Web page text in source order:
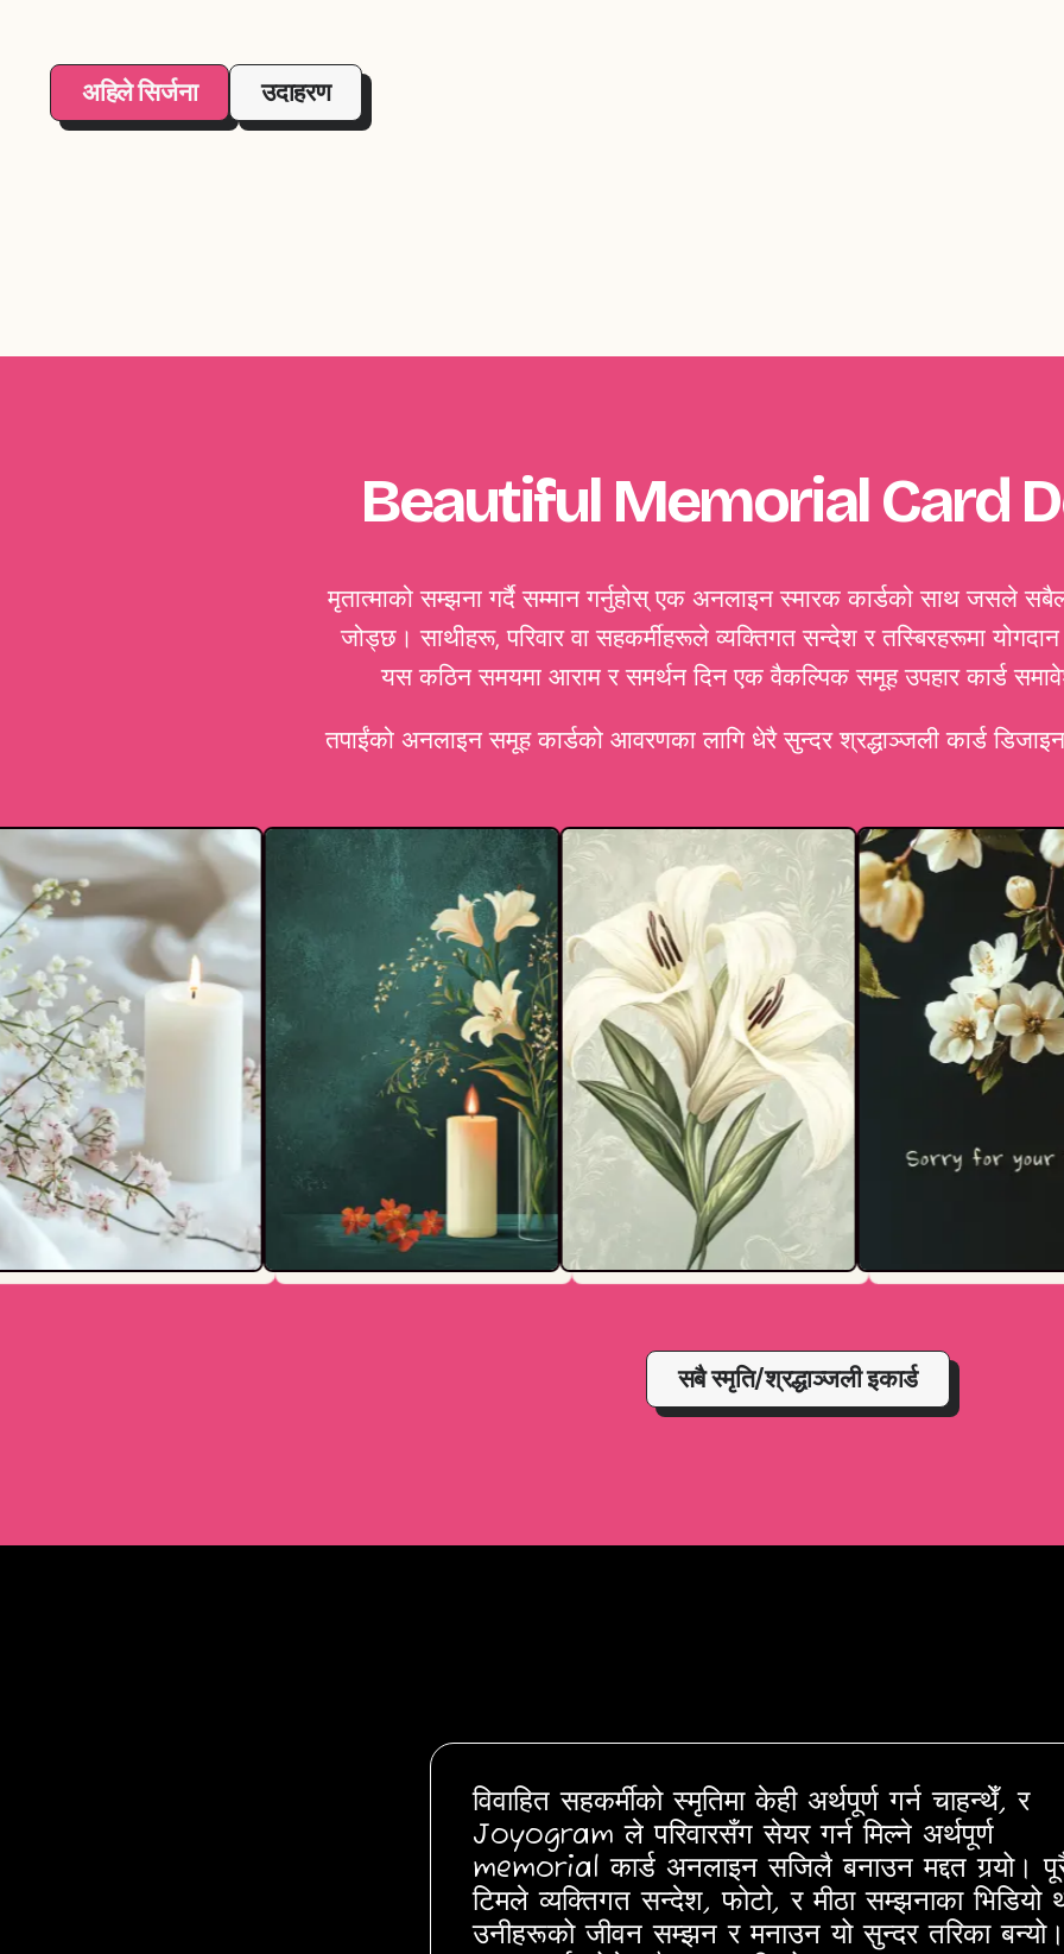
अहिले सिर्जना उदाहरण
Beautiful Memorial Card
मृतात्माको सम्झना गर्दै सम्मान गर्नुहोस् एक अनलाइन स्मारक कार्डको साथ जसले
जोड्छ। साथीहरू, परिवार वा सहकर्मीहरूले व्यक्तिगत सन्देश र तस्बिरहरूमा
यस कठिन समयमा आराम र समर्थन दिन एक वैकल्पिक समूह उपहार कार्ड
तपाईंको अनलाइन समूह कार्डको आवरणका लागि धेरै सुन्दर श्रद्धाञ्जली कार्ड
सबै स्मृति/श्रद्धाञ्जली इकार्ड
विवाहित सहकर्मीको स्मृतिमा केही अर्थपूर्ण गर्न चाहन्थेँ, र
Joyogram ले परिवारसँग सेयर गर्न मिल्ने अर्थपूर्ण
memorial कार्ड अनलाइन सजिलै बनाउन मद्दत गर्‍यो।
टिमले व्यक्तिगत सन्देश, फोटो, र मीठा सम्झनाका भिडियो
उनीहरूको जीवन सम्झन र मनाउन यो सुन्दर तरिका बन्यो।